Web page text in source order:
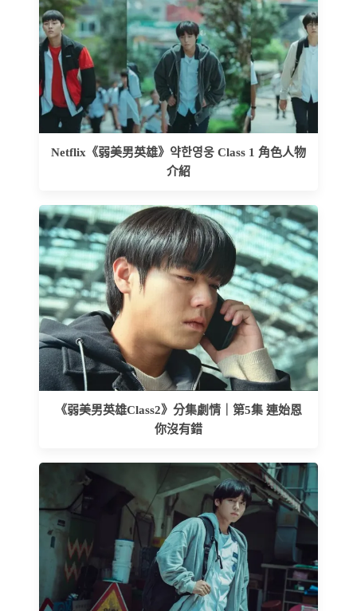
Netflix《弱美男英雄》약한영웅 Class 1 角色人物
介紹
《弱美男英雄Class2》分集劇情｜第5集 連始恩
你沒有錯